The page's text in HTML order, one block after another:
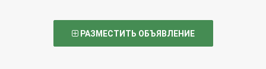
РАЗМЕСТИТЬ ОБЪЯВЛЕНИЕ